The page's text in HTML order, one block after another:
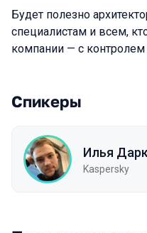
Будет полезно
специалистам и всем,
компании — с контролем
Спикеры
Илья
Kaspersky